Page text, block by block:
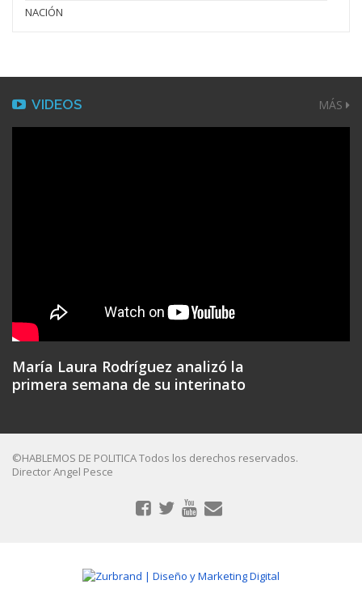
NACIÓN
VIDEOS MÁS
María Laura Rodríguez analizó la
primera semana de su interinato
©HABLEMOS DE POLITICA Todos los derechos reservados.
Director Angel Pesce